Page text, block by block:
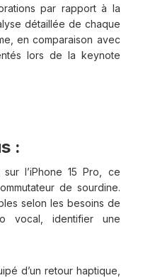
par rapport à la
détaillée de chaque
en comparaison avec
lors de la keynote
:
l’iPhone 15 Pro, ce
de sourdine.
selon les besoins de
vocal, identifier une
d’un retour haptique,